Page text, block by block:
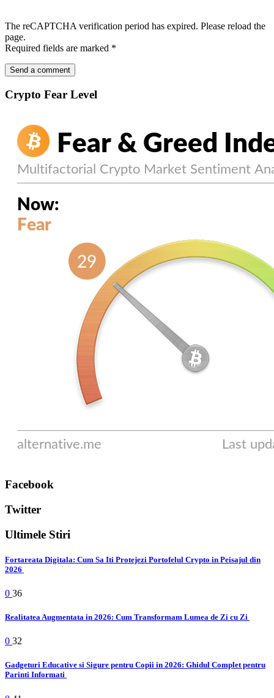
The reCAPTCHA verification period has expired. Please reload the
page.
Required fields are marked *
Crypto Fear Level
Facebook
Twitter
Ultimele Stiri
Fortareata Digitala: Cum Sa Iti Protejezi Portofelul Crypto in Peisajul din
2026
0 36
Realitatea Augmentata in 2026: Cum Transformam Lumea de Zi cu Zi
0 32
Gadgeturi Educative si Sigure pentru Copii in 2026: Ghidul Complet pentru
Parinti Informati